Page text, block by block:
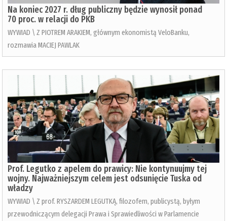
Na koniec 2027 r. dług publiczny będzie wynosił ponad
70 proc. w relacji do PKB
WYWIAD \ Z PIOTREM ARAKIEM, głównym ekonomistą VeloBanku,
rozmawia MACIEJ PAWLAK
Prof. Legutko z apelem do prawicy: Nie kontynuujmy tej
wojny. Najważniejszym celem jest odsunięcie Tuska od
władzy
WYWIAD \ Z prof. RYSZARDEM LEGUTKĄ, filozofem, publicystą, byłym
przewodniczącym delegacji Prawa i Sprawiedliwości w Parlamencie